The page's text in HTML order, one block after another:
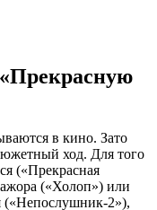
в кино. Зато
ход. Для того
(«Прекрасная
(«Холоп») или
(«Непослушник-2»),